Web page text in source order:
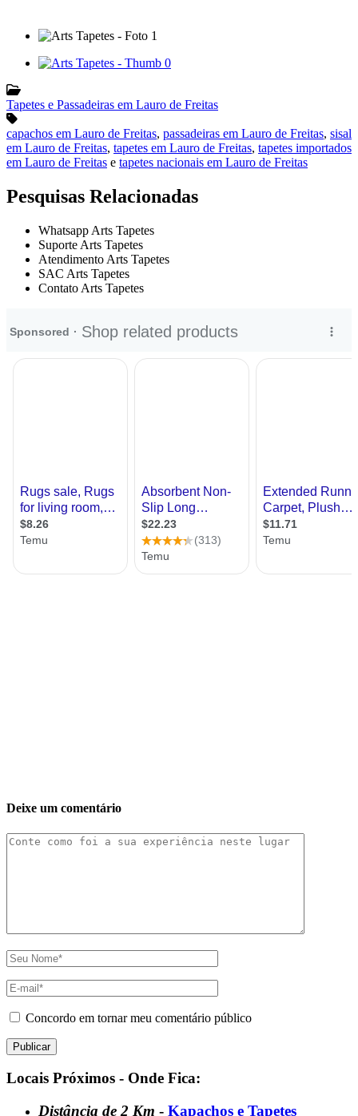
Tapetes e Passadeiras em Lauro de Freitas
capachos em Lauro de Freitas, passadeiras em Lauro de Freitas, sisal
em Lauro de Freitas, tapetes em Lauro de Freitas, tapetes importados
em Lauro de Freitas e tapetes nacionais em Lauro de Freitas
Pesquisas Relacionadas
Whatsapp Arts Tapetes
Suporte Arts Tapetes
Atendimento Arts Tapetes
SAC Arts Tapetes
Contato Arts Tapetes
Deixe um comentário
Concordo em tornar meu comentário público
Locais Próximos - Onde Fica:
Distância de 2 Km - Kapachos e Tapetes